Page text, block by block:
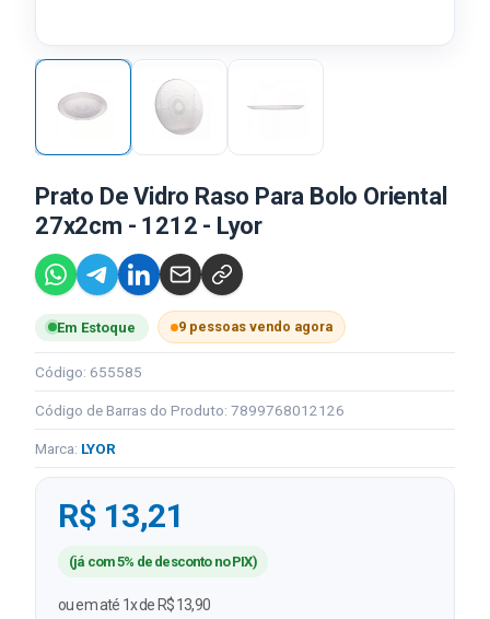
Prato De Vidro Raso Para Bolo Oriental
27x2cm - 1212 - Lyor
Em Estoque 9 pessoas vendo agora
Código: 655585
Código de Barras do Produto: 7899768012126
Marca: LYOR
R$ 13,21
(já com 5% de desconto no PIX)
ou em até 1x de R$ 13,90